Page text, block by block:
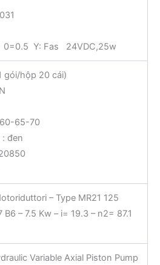
Y: Fas 24VDC,25w
gói/hộp 20 cái)
65-70
đen
– Type MR21 125
– 7.5 Kw – i= 19.3 – n2= 87.1
Variable Axial Piston Pump